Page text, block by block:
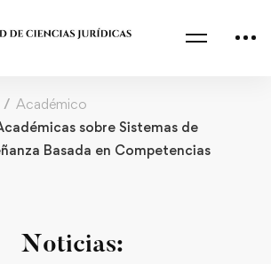
Académico
sobre Sistemas de
Basada en Competencias
Noticias: